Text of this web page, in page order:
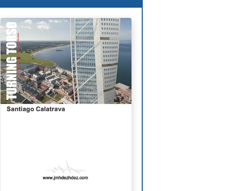
Richard Rogers
David Chipperfield
Kazuyo Sejima
Norman Foster
Steven Holl
Félix Cándela